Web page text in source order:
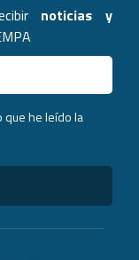
noticias y
que he leído la